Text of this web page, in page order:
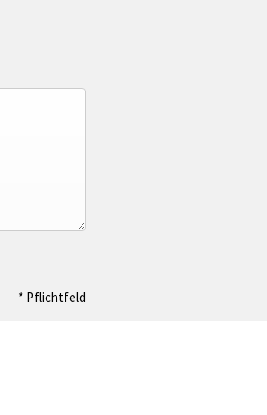
* Pflichtfeld